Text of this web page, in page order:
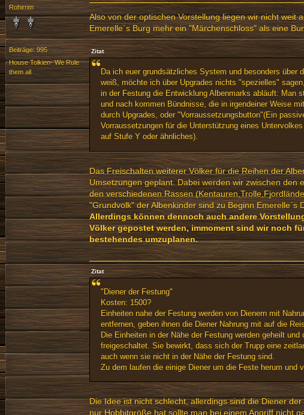
Rohirrim
Beiträge: 995
House Tolkien- We Rule
them all
Also von der optischen Vorstellung liegen wir nicht weit
Emerelle`s Burg mehr ein "Märchenschloss" als eine
Zitat
Da ich euer grundsätzliches System und besonders über
weiß, möchte ich über Upgrades nichts "spezielles"
in der Festung die Entwicklung Albenmarks abläuft: Man
und nach kommen Bündnisse, die in irgendeiner Weise
durch Upgrades, oder "Vorraussetzungsbutton"(Ein
Vorraussetzungen für die Unterstützung eines
auf Stufe Y oder ähnliches).
Das Freischalten weiterer Völker für die Reihen der
Umsetzungen geplant. Dabei werden wir zwischen den
den verschiedenen Rassen
"Grundvolk" der Albenkinder sind zu Beginn Emerelle`s
Allerdings können dennoch auch andere
Völker gepostet werden, immoment sind wir noch
bestehendes umzuplanen.
Zitat
"Diener der Festung"
Kosten: 1500?
Einheiten nahe der Festung werden von Dienern mit
entfernen, geben ihnen die Diener Nahrung mit auf die
Die Einheiten in der Nähe der Festung werden geheilt und
freigeschaltet. Sie bewirkt, dass sich der Trupp eine
auch wenn sie nicht in der Nähe der Festung sind.
Zu dem laufen die einige Diener um die Feste herum und
Die Idee ist nicht schlecht, allerdings sind die Diener
nur Hobbitgröße hat sollte man bei einem Angriff nicht